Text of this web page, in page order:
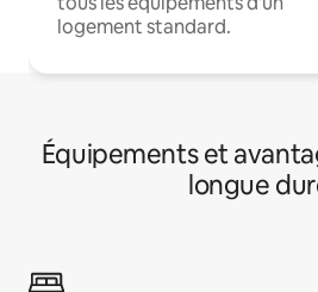
logement standard.
Équipements et
longue